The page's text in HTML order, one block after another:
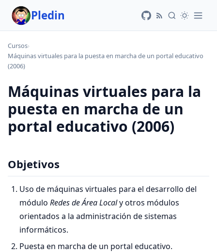
Pledin
Cursos›
Máquinas virtuales para la puesta en marcha de un portal educativo
(2006)
Máquinas virtuales para la
puesta en marcha de un
portal educativo (2006)
Objetivos
Uso de máquinas virtuales para el desarrollo del
módulo Redes de Área Localy otros módulos
orientados a la administración de sistemas
informáticos.
Puesta en marcha de un portal educativo.